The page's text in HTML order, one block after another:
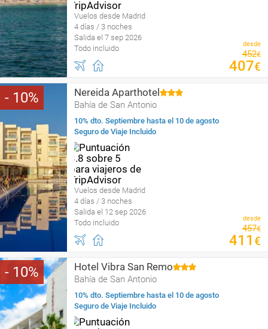
Vuelos desde Madrid
4 días / 3 noches
Salida el 7 sep 2026
Todo incluido
desde
452€
407€
10 Nereida Aparthotel
Bahía de San Antonio
10% dto. Septiembre hasta el 10 de agosto
Seguro de Viaje Incluido
Vuelos desde Madrid
4 días / 3 noches
Salida el 12 sep 2026
Todo incluido
desde
457€
411 €
10 Hotel Vibra San Remo
Bahía de San Antonio
10% dto. Septiembre hasta el 10 de agosto
Seguro de Viaje Incluido